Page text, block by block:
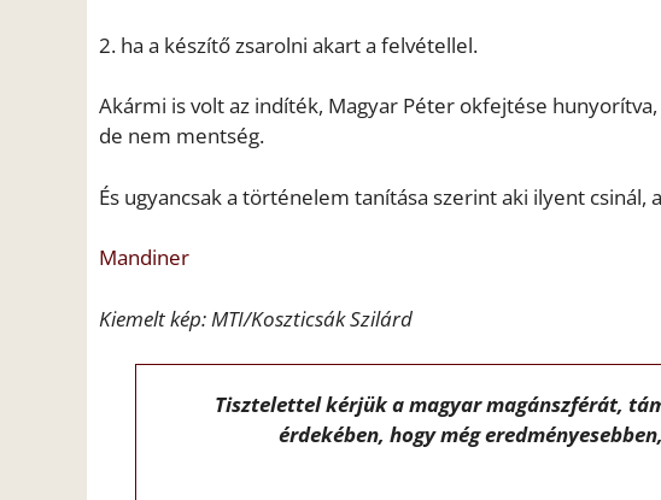
2. ha a készítő zsarolni akart a felvétellel.
Akármi is volt az indíték, Magyar Péter okfejtése
de nem mentség.
És ugyancsak a történelem tanítása szerint aki ilyent csinál,
Mandiner
Kiemelt kép: MTI/Koszticsák Szilárd
Tisztelettel kérjük a magyar magánszférát,
érdekében, hogy még